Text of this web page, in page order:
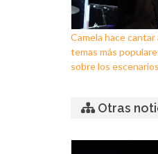
Camela hace
temas más
sobre los escenarios
Otras